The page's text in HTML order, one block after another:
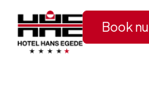
Book nu